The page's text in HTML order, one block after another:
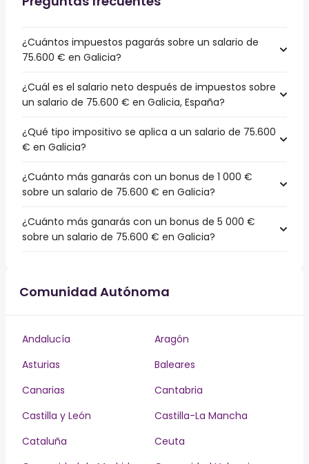
¿Cuántos impuestos pagarás sobre un salario de
75.600 € en Galicia?
¿Cuál es el salario neto después de impuestos sobre
un salario de 75.600 € en Galicia, España?
¿Qué tipo impositivo se aplica a un salario de 75.600
€ en Galicia?
¿Cuánto más ganarás con un bonus de 1 000 €
sobre un salario de 75.600 € en Galicia?
¿Cuánto más ganarás con un bonus de 5 000 €
sobre un salario de 75.600 € en Galicia?
Comunidad Autónoma
Andalucía
Aragón
Asturias
Baleares
Canarias
Cantabria
Castilla y León
Castilla-La Mancha
Cataluña
Ceuta